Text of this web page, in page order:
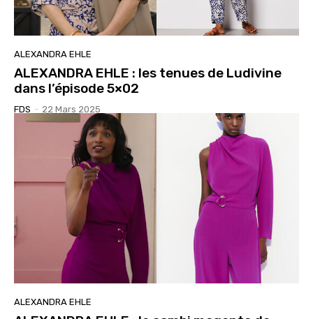
ALEXANDRA EHLE
ALEXANDRA EHLE : les tenues de Ludivine
dans l’épisode 5×02
FDS - 22 Mars 2025
ALEXANDRA EHLE